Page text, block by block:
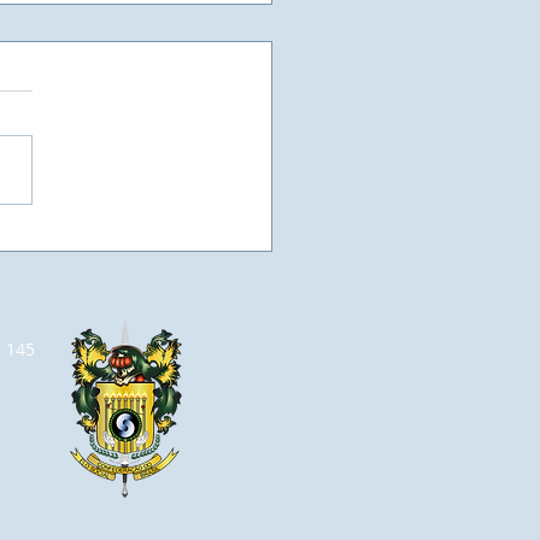
currículo, mas sim
espaço que se abre
o nosso
e
a vaga que
queremos.